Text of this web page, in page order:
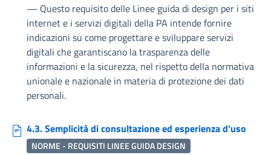
— Questo requisito delle Linee guida di design per i siti
internet e i servizi digitali della PA intende fornire
indicazioni su come progettare e sviluppare servizi
digitali che garantiscano la trasparenza delle
informazioni e la sicurezza, nel rispetto della normativa
unionale e nazionale in materia di protezione dei dati
personali.
4.3. Semplicità di consultazione ed esperienza d'uso
NORME - REQUISITI LINEE GUIDA DESIGN